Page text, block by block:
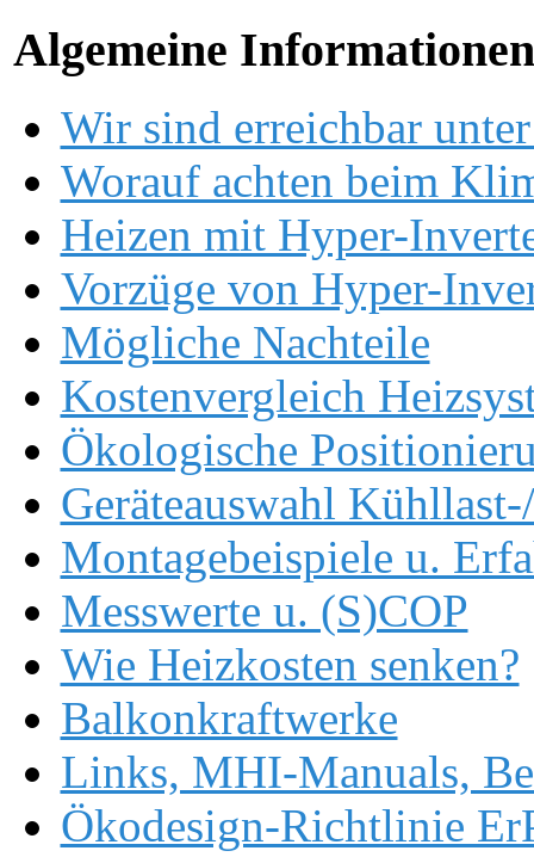
Algemeine Informationen
Wir sind erreichbar
Worauf achten beim
Heizen mit Hyper-
Vorzüge von Hyper-
Mögliche Nachteile
Kostenvergleich
Ökologische
Geräteauswahl
Montagebeispiele u.
Messwerte u. (S)COP
Wie Heizkosten senken?
Balkonkraftwerke
Links, MHI-Manuals,
Ökodesign-Richtlinie